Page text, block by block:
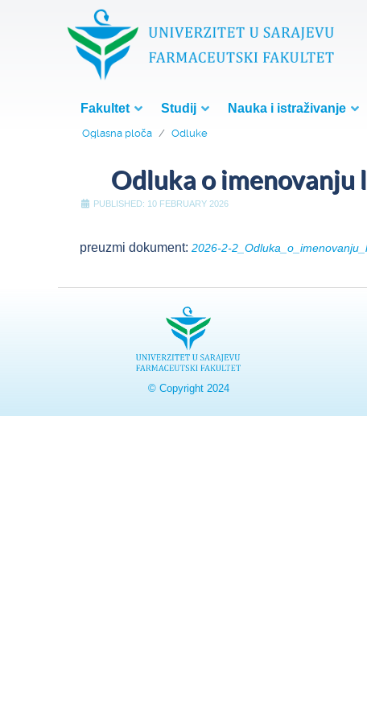
Fakultet Studij Nauka i istraživanje
Oglasna ploča Odluke
Odluka o imenovanju
PUBLISHED: 10 FEBRUARY 2026
preuzmi dokument: 2026-2-
© Copyright 2024